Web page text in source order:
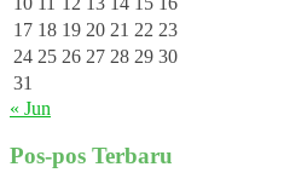
17 18 19 20 21 22 23
24 25 26 27 28 29 30
31
« Jun
Pos-pos Terbaru